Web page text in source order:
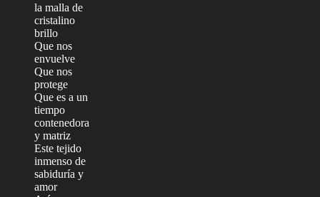
la malla de
cristalino
brillo
Que nos
envuelve
Que nos
protege
Que es a un
tiempo
contenedora
y matriz
Este tejido
inmenso de
sabiduría y
amor